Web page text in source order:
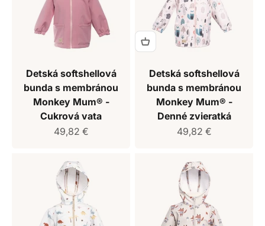
Detská softshellová
bunda s membránou
Monkey Mum® -
Cukrová vata
Predajná cena
49,82 €
Detská softshellová
bunda s membránou
Monkey Mum® -
Denné zvieratká
Predajná cena
49,82 €